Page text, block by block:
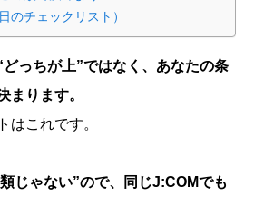
のチェックリスト）
どっちが上”ではなく、あなたの条
まります。
はこれです。
じゃない”ので、同じJ:COMでも